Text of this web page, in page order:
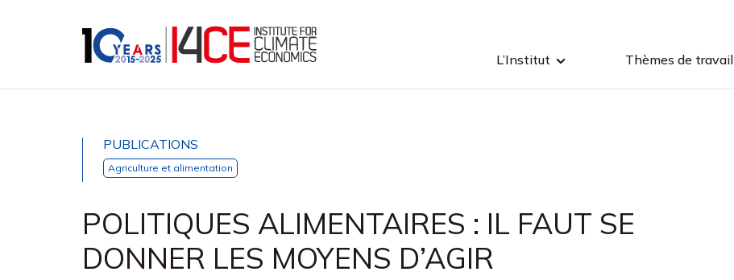
L’Institut Thèmes de travail
PUBLICATIONS
Agriculture et alimentation
POLITIQUES ALIMENTAIRES : IL FAUT SE
DONNER LES MOYENS D’AGIR